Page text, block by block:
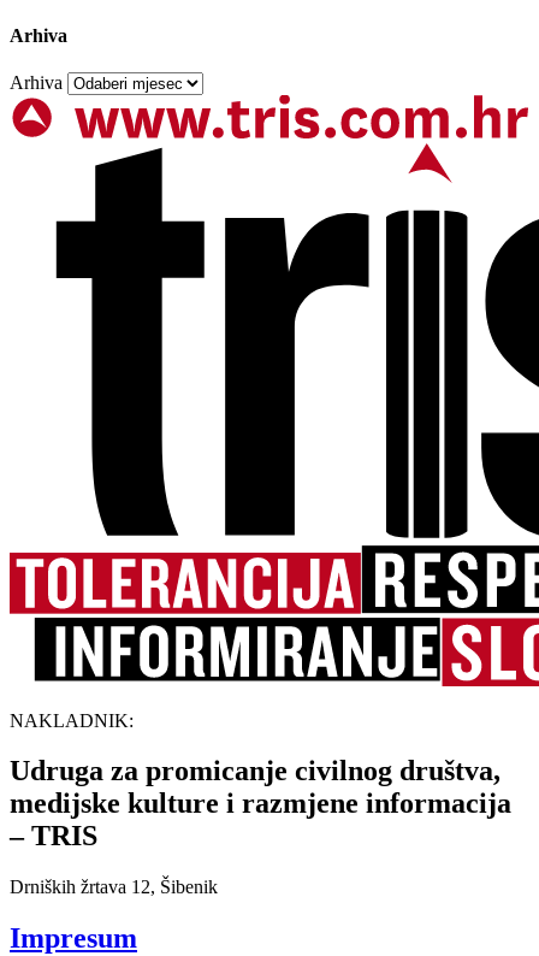
Arhiva
Arhiva
NAKLADNIK:
Udruga za promicanje civilnog društva,
medijske kulture i razmjene informacija
– TRIS
Drniških žrtava 12, Šibenik
Impresum